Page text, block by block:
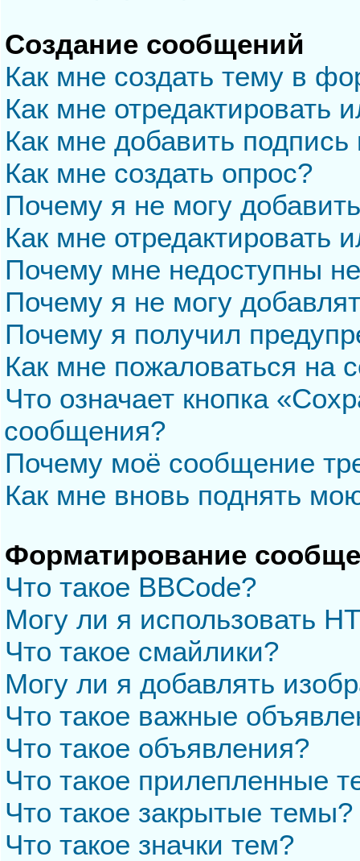
Создание сообщений
Как мне создать тему в
Как мне отредактировать
Как мне добавить
Как мне создать опрос?
Почему я не могу
Как мне отредактировать
Почему мне недоступны
Почему я не могу
Почему я получил
Как мне пожаловаться на
Что означает кнопка
сообщения?
Почему моё сообщение
Как мне вновь поднять
Форматирование
Что такое BBCode?
Могу ли я использовать
Что такое смайлики?
Могу ли я добавлять
Что такое важные
Что такое объявления?
Что такое прилепленные
Что такое закрытые темы?
Что такое значки тем?